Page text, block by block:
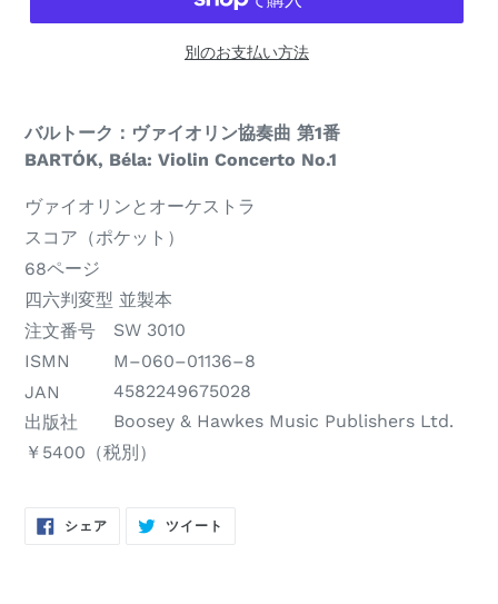
別のお支払い方法
商
品
バルトーク：ヴァイオリン協奏曲 第1番
Name
item
BARTÓK, Béla: Violin Concerto No.1
楽
器
編
成
ヴァイオリンとオーケストラ
商
品
構
成
スコア（ポケット）
ペ
ー
ジ
数
68ページ
版
型・
製
本
の
種
四六判変型 並製本
注文番号
SW 3010
ISMN
M–060–01136–8
JAN
4582249675028
出版社
Boosey & Hawkes Music Publishers Ltd.
税
価
￥5400（税別）
シェアFACEBOOKツイート